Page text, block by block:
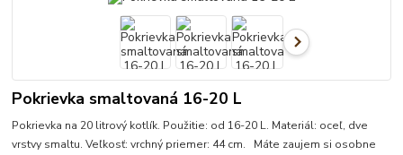
Pokrievka smaltovaná 16-20 L
Pokrievka na 20 litrový kotlík. Použitie: od 16-20 L. Materiál: oceľ, dve
vrstvy smaltu. Veľkosť: vrchný priemer: 44 cm. Máte zaujem si osobne